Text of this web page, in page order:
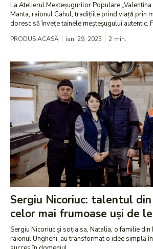
La Atelierul Meșteșugurilor Populare
Manta, raionul Cahul, tradițiile prind viață prin
PRODUS ACASĂ ian. 29, 2025 2 min.
Sergiu Nicoriuc: talentul
celor mai frumoase uși de
Sergiu Nicoriuc și soția sa, Natalia, o familie din
raionul Ungheni, au transformat o idee simplă